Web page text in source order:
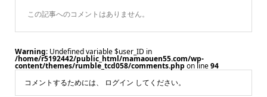
この記事へのコメントはありません。
Warning: Undefined variable $user_ID in
/home/r5192442/public_html/mamaouen55.com/wp-
content/themes/rumble_tcd058/comments.php on line94
コメントするためには、
ログイン してください。